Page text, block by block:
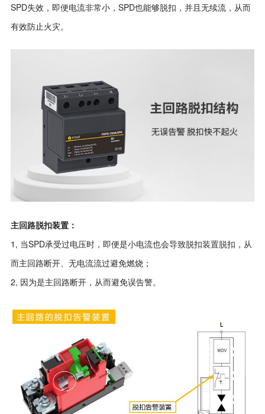
SPD失效，即便电流非常小，SPD也能够脱扣，并且无续流，从而
有效防止火灾。
主回路脱扣装置：
1, 当SPD承受过电压时，即便是小电流也会导致脱扣装置脱扣，从
而主回路断开、无电流流过避免燃烧；
2, 因为是主回路断开，从而避免误告警。